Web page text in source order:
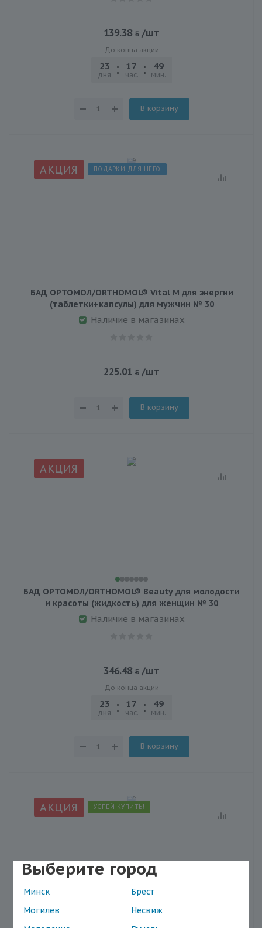
Выберите город
Минск
Брест
Могилев
Несвиж
139.38 /шт
До конца акции
23
дня
17
час.
49
мин.
В корзину
АКЦИЯ ПОДАРКИ ДЛЯ НЕГО
БАД ОРТОМОЛ/ORTHOMOL® Vital M для энергии
(таблетки+капсулы) для мужчин № 30
Наличие в магазинах
225.01 /шт
В корзину
АКЦИЯ
БАД ОРТОМОЛ/ORTHOMOL® Beauty для молодости
и красоты (жидкость) для женщин № 30
Наличие в магазинах
346.48 /шт
До конца акции
23
дня
17
час.
49
мин.
В корзину
АКЦИЯ УСПЕЙ КУПИТЬ!